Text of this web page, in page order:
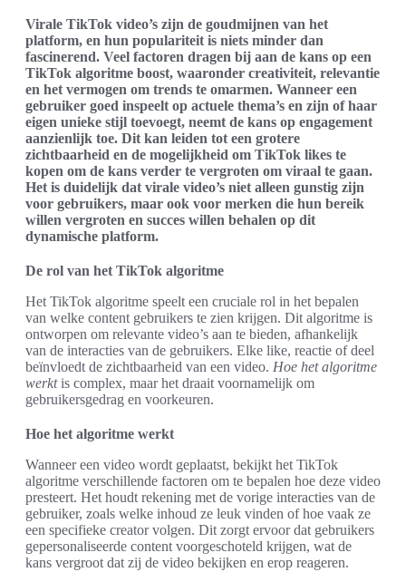
Virale TikTok video’s zijn de goudmijnen van het
platform, en hun populariteit is niets minder dan
fascinerend. Veel factoren dragen bij aan de kans op een
TikTok algoritme boost, waaronder creativiteit, relevantie
en het vermogen om trends te omarmen. Wanneer een
gebruiker goed inspeelt op actuele thema’s en zijn of haar
eigen unieke stijl toevoegt, neemt de kans op engagement
aanzienlijk toe. Dit kan leiden tot een grotere
zichtbaarheid en de mogelijkheid om TikTok likes te
kopen om de kans verder te vergroten om viraal te gaan.
Het is duidelijk dat virale video’s niet alleen gunstig zijn
voor gebruikers, maar ook voor merken die hun bereik
willen vergroten en succes willen behalen op dit
dynamische platform.
De rol van het TikTok algoritme
Het TikTok algoritme speelt een cruciale rol in het bepalen
van welke content gebruikers te zien krijgen. Dit algoritme is
ontworpen om relevante video’s aan te bieden, afhankelijk
van de interacties van de gebruikers. Elke like, reactie of deel
beïnvloedt de zichtbaarheid van een video. Hoe het algoritme
werktis complex, maar het draait voornamelijk om
gebruikersgedrag en voorkeuren.
Hoe het algoritme werkt
Wanneer een video wordt geplaatst, bekijkt het TikTok
algoritme verschillende factoren om te bepalen hoe deze video
presteert. Het houdt rekening met de vorige interacties van de
gebruiker, zoals welke inhoud ze leuk vinden of hoe vaak ze
een specifieke creator volgen. Dit zorgt ervoor dat gebruikers
gepersonaliseerde content voorgeschoteld krijgen, wat de
kans vergroot dat zij de video bekijken en erop reageren.